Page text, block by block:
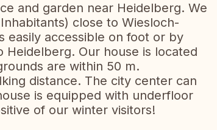
and garden near Heidelberg. We
close to Wiesloch-
easily accessible on foot or by
Our house is located
are within 50 m.
distance. The city center can
is equipped with underfloor
of our winter visitors!